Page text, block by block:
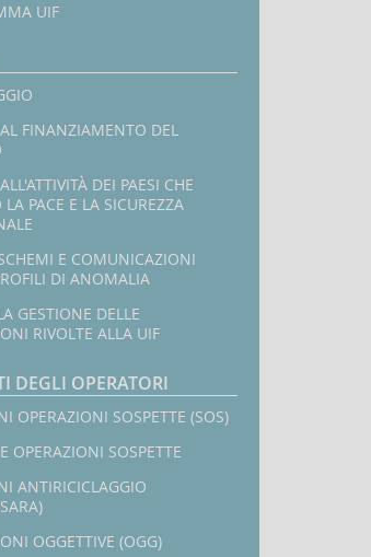
UIF
FINANZIAMENTO DEL
DEI PAESI CHE
PACE E LA SICUREZZA
E COMUNICAZIONI
DI ANOMALIA
GESTIONE DELLE
RIVOLTE ALLA UIF
DEGLI OPERATORI
OPERAZIONI SOSPETTE (SOS)
OPERAZIONI SOSPETTE
ANTIRICICLAGGIO
OGGETTIVE (OGG)